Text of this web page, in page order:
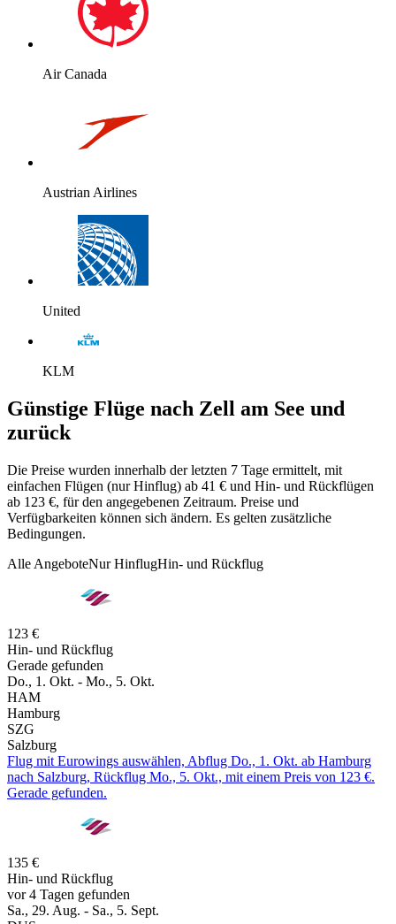
Air Canada
Austrian Airlines
United
KLM
Günstige Flüge nach Zell am See und
zurück
Die Preise wurden innerhalb der letzten 7 Tage ermittelt, mit
einfachen Flügen (nur Hinflug) ab 41 € und Hin- und Rückflügen
ab 123 €, für den angegebenen Zeitraum. Preise und
Verfügbarkeiten können sich ändern. Es gelten zusätzliche
Bedingungen.
Alle AngeboteNur HinflugHin- und Rückflug
123 €
Hin- und Rückflug
Gerade gefunden
Do., 1. Okt. - Mo., 5. Okt.
HAM
Hamburg
SZG
Salzburg
Flug mit Eurowings auswählen, Abflug Do., 1. Okt. ab Hamburg
nach Salzburg, Rückflug Mo., 5. Okt., mit einem Preis von 123 €.
Gerade gefunden.
135 €
Hin- und Rückflug
vor 4 Tagen gefunden
Sa., 29. Aug. - Sa., 5. Sept.